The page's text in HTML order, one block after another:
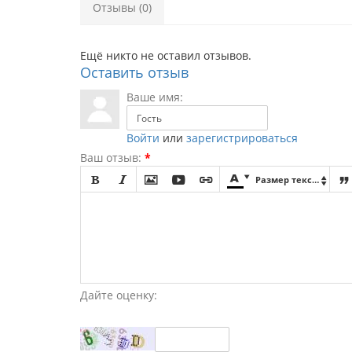
Отзывы (0)
Ещё никто не оставил отзывов.
Оставить отзыв
Ваше имя:
Войти или зарегистрироваться
Ваш отзыв: *
       Размер текста 
Дайте оценку: